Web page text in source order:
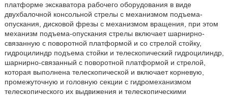
платформе экскаватора рабочего оборудования в виде
двухбалочной консольной стрелы с механизмом подъема-
опускания, дисковой фрезы с механизмом вращения, при этом
механизм подъема-опускания стрелы включает шарнирно-
связанную с поворотной платформой и со стрелой стойку,
гидроцилиндр подъема стойки и телескопический гидроцилиндр,
шарнирно-связанный с поворотной платформой и стрелой,
которая выполнена телескопической и включает корневую,
промежуточную и головную секции с гидромеханизмом
телескопического их выдвижения и телескопическими